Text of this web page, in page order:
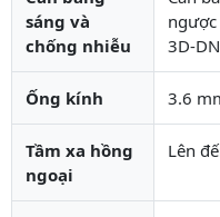
sáng và
chống nhiễu
ngược
3D-
Ống kính 3.6
Tầm xa hồng
ngoại
Lên